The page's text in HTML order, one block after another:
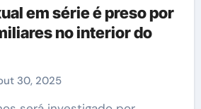
em série é preso por
no interior do
30, 2025